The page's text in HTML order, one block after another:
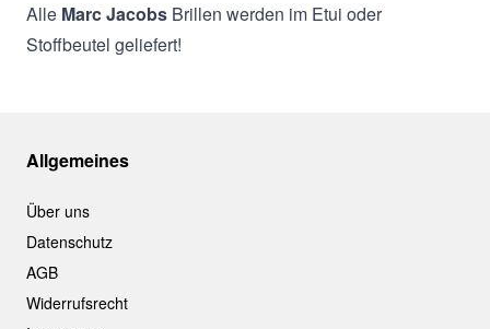
Alle Marc Jacobs Brillen werden im Etui oder
Stoffbeutel geliefert!
Allgemeines
Über uns
Datenschutz
AGB
Widerrufsrecht